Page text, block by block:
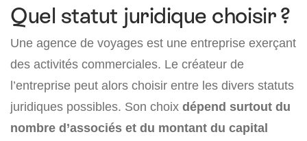
Quel statut juridique choisir ?
Une agence de voyages est une entreprise exerçant
des activités commerciales. Le créateur de
l’entreprise peut alors choisir entre les divers statuts
juridiques possibles. Son choix dépend surtout du
nombre d’associés et du montant du capital